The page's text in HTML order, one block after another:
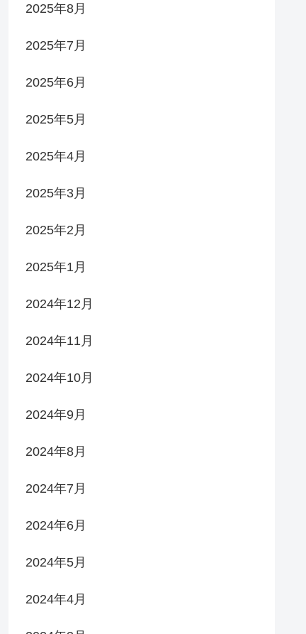
2025年8月
2025年7月
2025年6月
2025年5月
2025年4月
2025年3月
2025年2月
2025年1月
2024年12月
2024年11月
2024年10月
2024年9月
2024年8月
2024年7月
2024年6月
2024年5月
2024年4月